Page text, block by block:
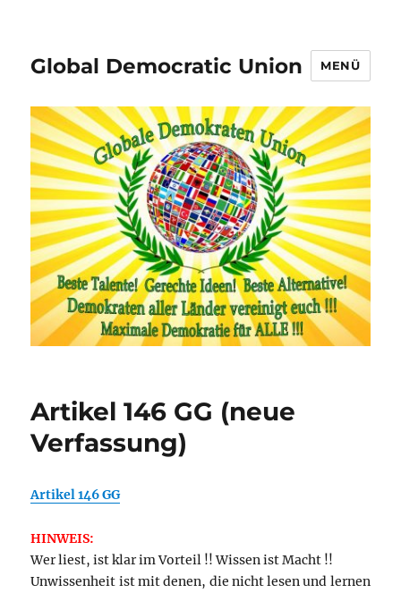
Global Democratic Union MENÜ
Artikel 146 GG (neue
Verfassung)
Artikel 146 GG
HINWEIS:
Wer liest, ist klar im Vorteil !! Wissen ist Macht !!
Unwissenheit ist mit denen, die nicht lesen und lernen